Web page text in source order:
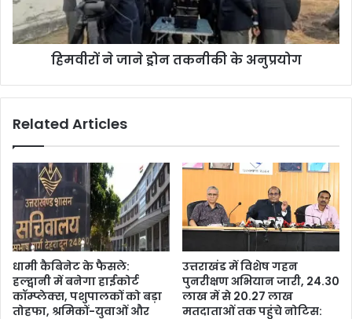
हिमवीरों ने जाने ड्रोन तकनीकी के अनुप्रयोग
Related Articles
धामी कैबिनेट के फैसले:
हल्द्वानी में बनेगा हाईकोर्ट
कॉम्प्लेक्स, पशुपालकों को बड़ा
तोहफा, श्रमिकों-युवाओं और
उत्तराखंड में विशेष गहन
पुनरीक्षण अभियान जारी, 24.30
लाख में से 20.27 लाख
मतदाताओं तक पहुंचे नोटिस: